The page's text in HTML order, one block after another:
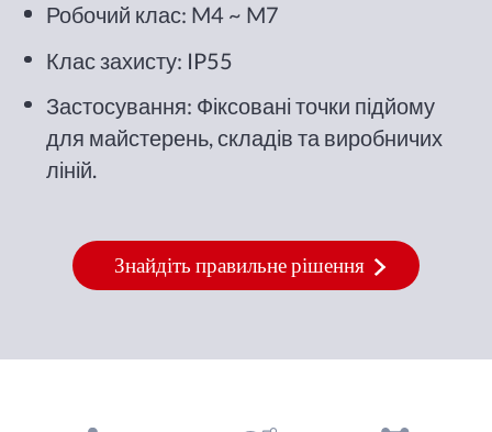
Робочий клас: M4 ~ M7
Клас захисту: IP55
Застосування: Фіксовані точки підйому
для майстерень, складів та виробничих
ліній.
Знайдіть правильне рішення